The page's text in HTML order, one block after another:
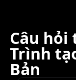
Câu hỏi
Trình
Bản